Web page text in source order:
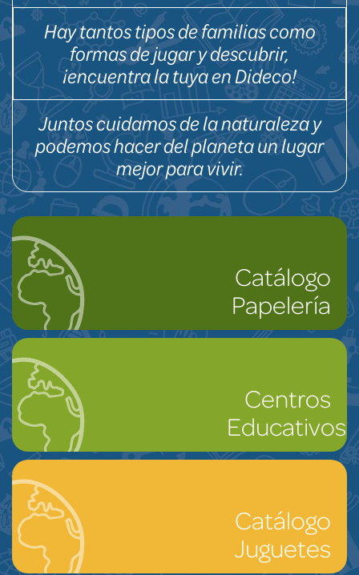
Hay tantos tipos de familias como
formas de jugar y descubrir,
¡encuentra la tuya en Dideco!
Juntos cuidamos de la naturaleza y
podemos hacer del planeta un lugar
mejor para vivir.
Catálogo
Papelería
Centros
Educativos
Catálogo
Juguetes